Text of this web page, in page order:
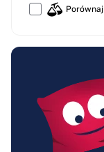
Porównaj